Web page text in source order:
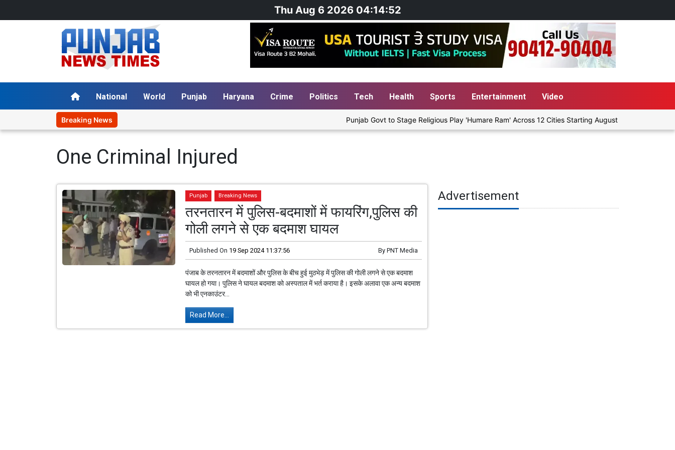
Thu Aug 6 2026 04:14:53
National World Punjab Haryana Crime Politics Tech Health Sports Entertainment Video
Breaking News Punjab Govt to Stage Religious Play 'Humare Ram' Across 12 Cities Starting August 7
One Criminal Injured
Punjab Breaking News
तरनतारन में पुलिस-बदमाशों में फायरिंग,पुलिस की
गोली लगने से एक बदमाश घायल
Published On 19 Sep 2024 11:37:56 By PNT Media
पंजाब के तरनतारन में बदमाशों और पुलिस के बीच हुई मुठभेड़ में पुलिस की गोली लगने से एक बदमाश
घायल हो गया। पुलिस ने घायल बदमाश को अस्पताल में भर्त कराया है। इसके अलावा एक अन्य बदमाश
को भी एनकाउंटर...
Read More...
Advertisement